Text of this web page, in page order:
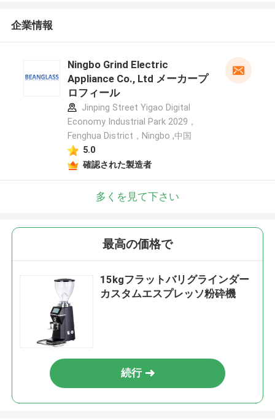
企業情報
Ningbo Grind Electric
Appliance Co., Ltd メーカープ
ロフィール
Jinping Street Yigao Digital
Economy Industrial Park 2029，
Fenghua District，Ningbo ,中国
5.0
確認された製造者
多くを見て下さい
最高の価格で
15kgフラットバリグラインダー
カスタムエスプレッソ粉砕機
続行